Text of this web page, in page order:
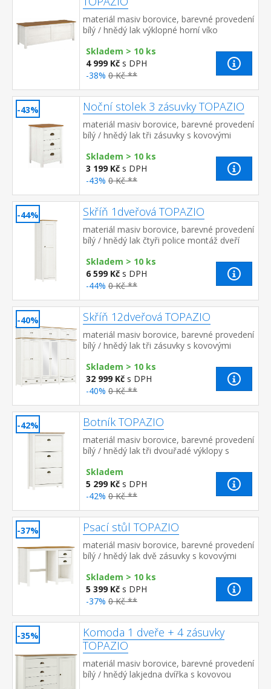
materiál masiv borovice, barevné provedení
bílý / hnědý lak výklopné horní víko
Skladem > 10 ks
4 999 Kč s DPH
-38% 0 Kč **
-43% Noční stolek 3 zásuvky TOPAZIO
materiál masiv borovice, barevné provedení
bílý / hnědý lak tři zásuvky s kovovými
Skladem > 10 ks
3 199 Kč s DPH
-43% 0 Kč **
-44% Skříň 1dveřová TOPAZIO
materiál masiv borovice, barevné provedení
bílý / hnědý lak čtyři police montáž dveří
Skladem > 10 ks
6 599 Kč s DPH
-44% 0 Kč **
-40% Skříň 12dveřová TOPAZIO
materiál masiv borovice, barevné provedení
bílý / hnědý lak tři zásuvky s kovovými
police a kovov...
Skladem > 10 ks
32 999 Kč s DPH
-40% 0 Kč **
-42% Botník TOPAZIO
materiál masiv borovice, barevné provedení
bílý / hnědý lak tři dvouřadé výklopy s
Skladem
5 299 Kč s DPH
-42% 0 Kč **
-37% Psací stůl TOPAZIO
materiál masiv borovice, barevné provedení
bílý / hnědý lak dvě zásuvky s kovovými
Skladem > 10 ks
5 399 Kč s DPH
-37% 0 Kč **
-35%
Komoda 1 dveře + 4 zásuvky
TOPAZIO
materiál masiv borovice, barevné provedení
bílý / hnědý lakjedna dvířka s kovovou